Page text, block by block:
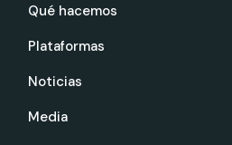
Qué hacemos
Plataformas
Noticias
Media